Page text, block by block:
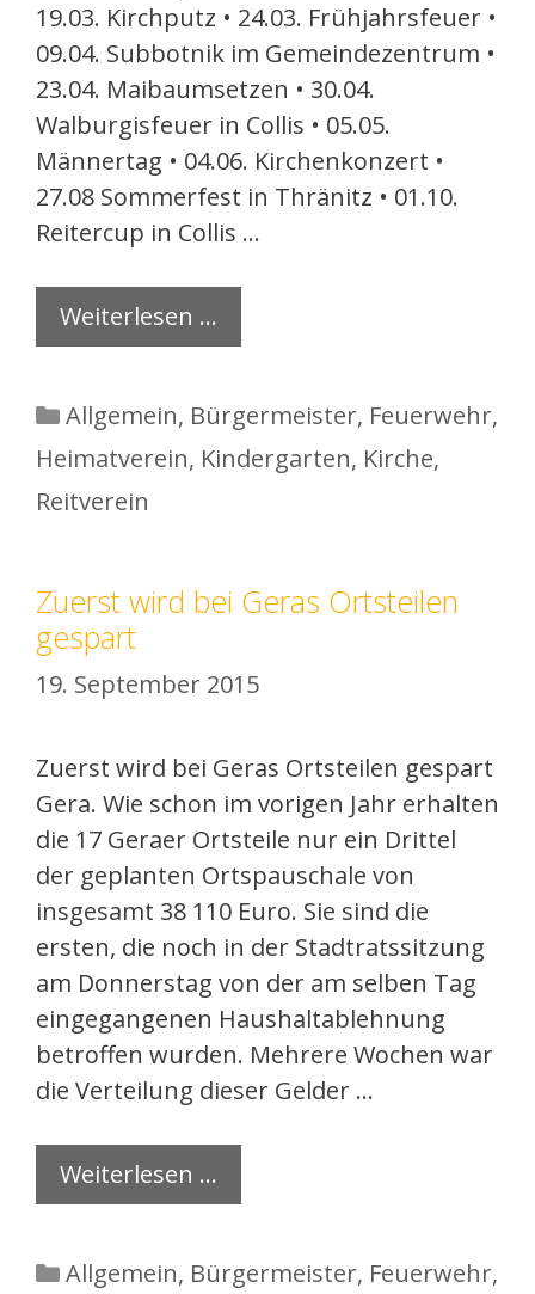
19.03. Kirchputz • 24.03. Frühjahrsfeuer •
09.04. Subbotnik im Gemeindezentrum •
23.04. Maibaumsetzen • 30.04.
Walburgisfeuer in Collis • 05.05.
Männertag • 04.06. Kirchenkonzert •
27.08 Sommerfest in Thränitz • 01.10.
Reitercup in Collis …
Weiterlesen …
Kategorien
Allgemein, Bürgermeister, Feuerwehr,
Heimatverein, Kindergarten, Kirche,
Reitverein
Zuerst wird bei Geras Ortsteilen
gespart
19. September 2015
Zuerst wird bei Geras Ortsteilen gespart
Gera. Wie schon im vorigen Jahr erhalten
die 17 Geraer Ortsteile nur ein Drittel
der geplanten Ortspauschale von
insgesamt 38 110 Euro. Sie sind die
ersten, die noch in der Stadtratssitzung
am Donnerstag von der am selben Tag
eingegangenen Haushaltablehnung
betroffen wurden. Mehrere Wochen war
die Verteilung dieser Gelder …
Weiterlesen …
Kategorien
Allgemein, Bürgermeister, Feuerwehr,